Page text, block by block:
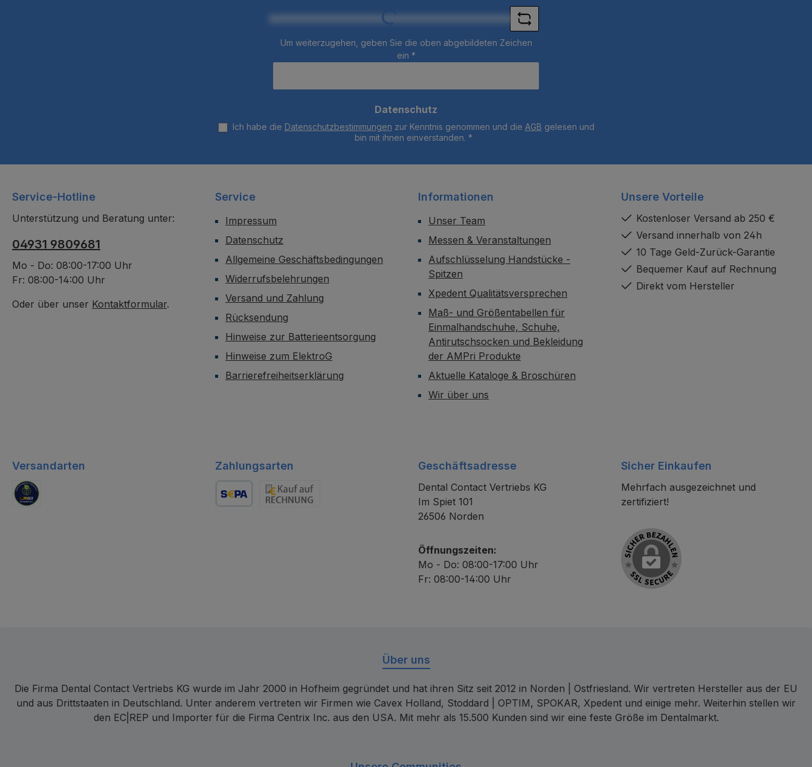
Loading...
Um weiterzugehen, geben Sie die oben abgebildeten Zeichen
ein *
Datenschutz
Ich habe die Datenschutzbestimmungen zur Kenntnis genommen und die AGB gelesen und
bin mit ihnen einverstanden. *
Service-Hotline
Unterstützung und Beratung unter:
04931 9809681
Mo - Do: 08:00-17:00 Uhr
Fr: 08:00-14:00 Uhr
Oder über unser Kontaktformular.
Service
Impressum
Datenschutz
Allgemeine Geschäftsbedingungen
Widerrufsbelehrungen
Versand und Zahlung
Rücksendung
Hinweise zur Batterieentsorgung
Hinweise zum ElektroG
Barrierefreiheitserklärung
Informationen
Unser Team
Messen & Veranstaltungen
Aufschlüsselung Handstücke -
Spitzen
Xpedent Qualitätsversprechen
Maß- und Größentabellen für
Einmalhandschuhe, Schuhe,
Antirutschsocken und Bekleidung
der AMPri Produkte
Aktuelle Kataloge & Broschüren
Wir über uns
Unsere Vorteile
Kostenloser Versand ab 250 €
Versand innerhalb von 24h
10 Tage Geld-Zurück-Garantie
Bequemer Kauf auf Rechnung
Direkt vom Hersteller
Versandarten Zahlungsarten Geschäftsadresse
Dental Contact Vertriebs KG
Im Spiet 101
26506 Norden
Öffnungszeiten:
Mo - Do: 08:00-17:00 Uhr
Fr: 08:00-14:00 Uhr
Sicher Einkaufen
Mehrfach ausgezeichnet und
zertifiziert!
Über uns
Die Firma Dental Contact Vertriebs KG wurde im Jahr 2000 in Hofheim gegründet und hat ihren Sitz seit 2012 in Norden | Ostfriesland. Wir vertreten Hersteller aus der EU
und aus Drittstaaten in Deutschland. Unter anderem vertreten wir Firmen wie Cavex Holland, Stoddard | OPTIM, SPOKAR, Xpedent und einige mehr. Weiterhin stellen wir
den EC|REP und Importer für die Firma Centrix Inc. aus den USA. Mit mehr als 15.500 Kunden sind wir eine feste Größe im Dentalmarkt.